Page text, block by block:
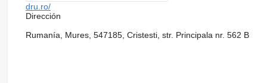
dru.ro/
Dirección
Rumanía, Mures, 547185, Cristesti, str. Principala nr. 562 B